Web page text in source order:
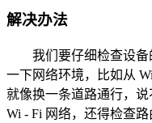
解决办法
我们要仔细检查设
一下网络环境，比如从
就像换一条道路通行，
Wi - Fi 网络，还得检查